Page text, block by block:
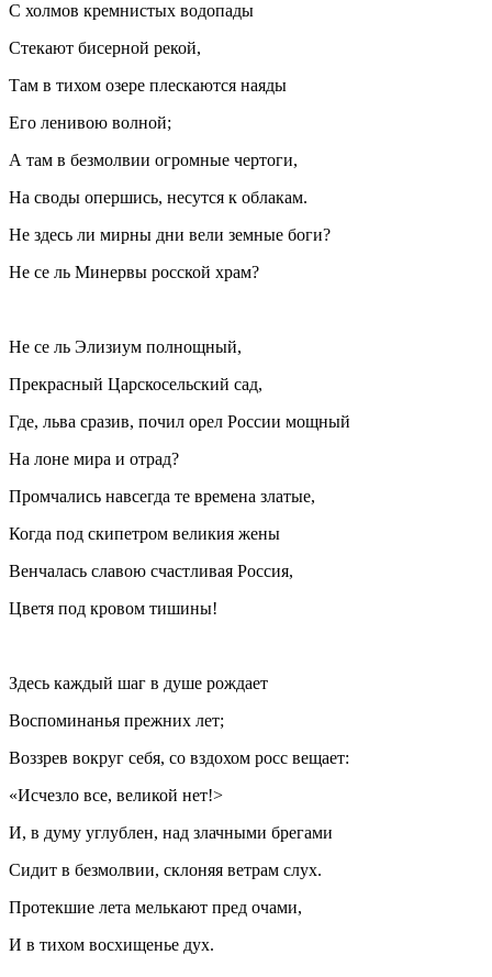
С холмов кремнистых водопады
Стекают бисерной рекой,
Там в тихом озере плескаются наяды
Его ленивою волной;
А там в безмолвии огромные чертоги,
На своды опершись, несутся к облакам.
Не здесь ли мирны дни вели земные боги?
Не се ль Минервы росской храм?
Не се ль Элизиум полнощный,
Прекрасный Царскосельский сад,
Где, льва сразив, почил орел России мощный
На лоне мира и отрад?
Промчались навсегда те времена златые,
Когда под скипетром великия жены
Венчалась славою счастливая Россия,
Цветя под кровом тишины!
Здесь каждый шаг в душе рождает
Воспоминанья прежних лет;
Воззрев вокруг себя, со вздохом росс вещает:
«Исчезло все, великой нет!>
И, в думу углублен, над злачными брегами
Сидит в безмолвии, склоняя ветрам слух.
Протекшие лета мелькают пред очами,
И в тихом восхищенье дух.